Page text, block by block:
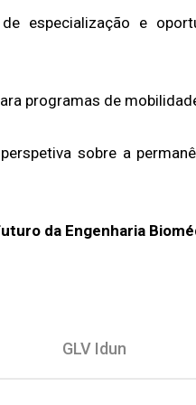
especialização e
programas de
sobre a
da Engenharia
GLV Idun